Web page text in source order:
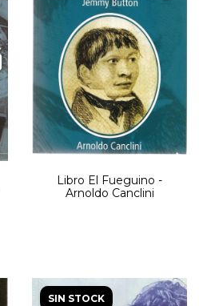
Libro El Fueguino -
Arnoldo Canclini
SIN STOCK